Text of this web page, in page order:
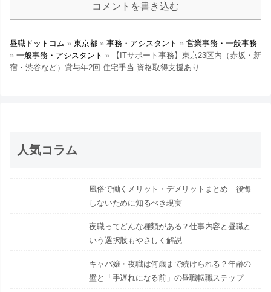
コメントを書き込む
昼職ドットコム » 東京都 » 事務・アシスタント » 営業事務・一般事務
» 一般事務・アシスタント »
【ITサポート事務】東京23区内（赤坂・新
宿・渋谷など）賞与年2回 住宅手当 資格取得支援あり
人気コラム
風俗で働くメリット・デメリットまとめ｜後悔
しないために知るべき現実
夜職ってどんな種類がある？仕事内容と昼職と
いう選択肢もやさしく解説
キャバ嬢・夜職は何歳まで続けられる？年齢の
壁と「手遅れになる前」の昼職転職ステップ